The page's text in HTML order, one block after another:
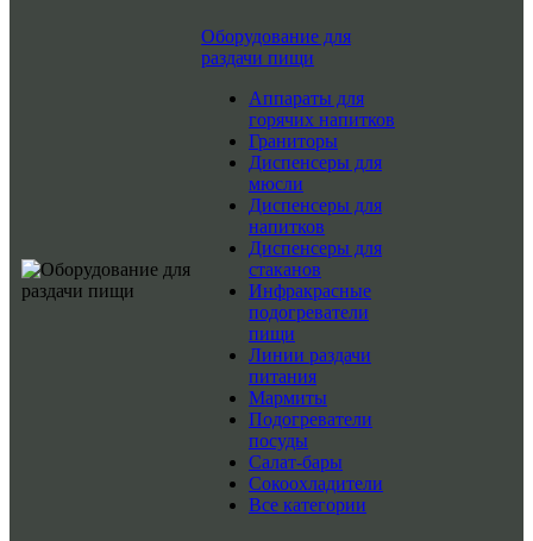
Оборудование для
раздачи пищи
Аппараты для
горячих напитков
Граниторы
Диспенсеры для
мюсли
Диспенсеры для
напитков
Диспенсеры для
стаканов
Инфракрасные
подогреватели
пищи
Линии раздачи
питания
Мармиты
Подогреватели
посуды
Салат-бары
Сокоохладители
Все категории